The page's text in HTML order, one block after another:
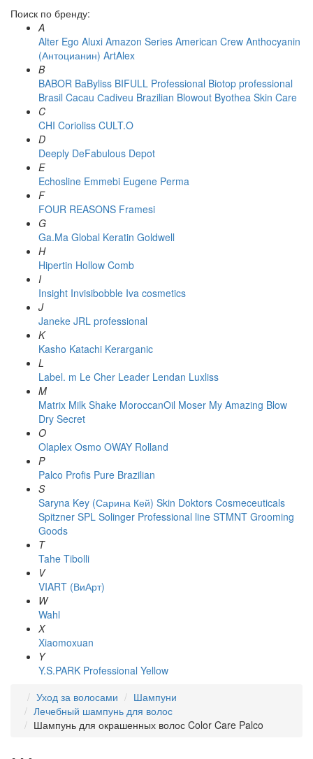
Поиск по бренду:
A
Alter Ego Aluxi Amazon Series American Crew Anthocyanin
(Антоцианин) ArtAlex
B
BABOR BaByliss BIFULL Professional Biotop professional
Brasil Cacau Сadiveu Brazilian Blowout Byothea Skin Care
C
CHI Corioliss CULT.O
D
Deeply DeFabulous Depot
E
Echosline Emmebi Eugene Perma
F
FOUR REASONS Framesi
G
Ga.Ma Global Keratin Goldwell
H
Hipertin Hollow Comb
I
Insight Invisibobble Iva cosmetics
J
Janeke JRL professional
K
Kasho Katachi Kerarganic
L
Label. m Le Cher Leader Lendan Luxliss
M
Matrix Milk Shake MoroccanOil Moser My Amazing Blow
Dry Secret
O
Olaplex Osmo OWAY Rolland
P
Palco Profis Pure Brazilian
S
Saryna Key (Сарина Кей) Skin Doktors Cosmeceuticals
Spitzner SPL Solinger Professional line STMNT Grooming
Goods
T
Tahe Tibolli
V
VIART (ВиАрт)
W
Wahl
X
Xiaomoxuan
Y
Y.S.PARK Professional Yellow
Уход за волосами
Шампуни
Лечебный шампунь для волос
Шампунь для окрашенных волос Color Care Palco